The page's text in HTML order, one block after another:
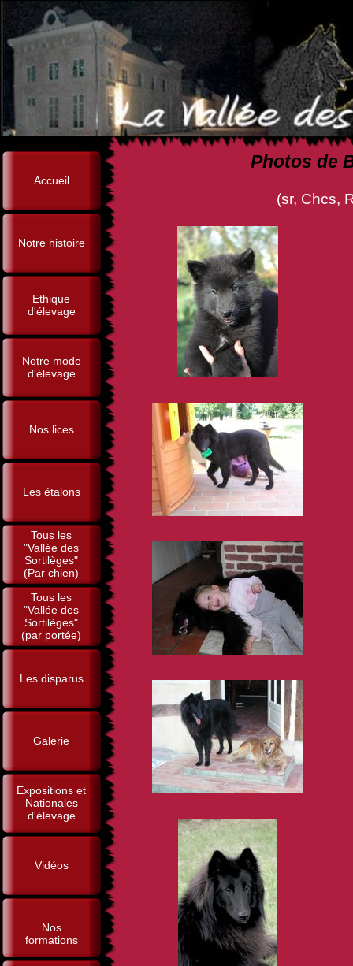
Accueil
Notre histoire
Ethique
d'élevage
Notre mode
d'élevage
Nos lices
Les étalons
Tous les
"Vallée des
Sortilèges"
(Par chien)
Tous les
"Vallée des
Sortilèges"
(par portée)
Les disparus
Galerie
Expositions et
Nationales
d'élevage
Vidéos
Nos
formations
Photos de
(sr, Chcs, Rival de la